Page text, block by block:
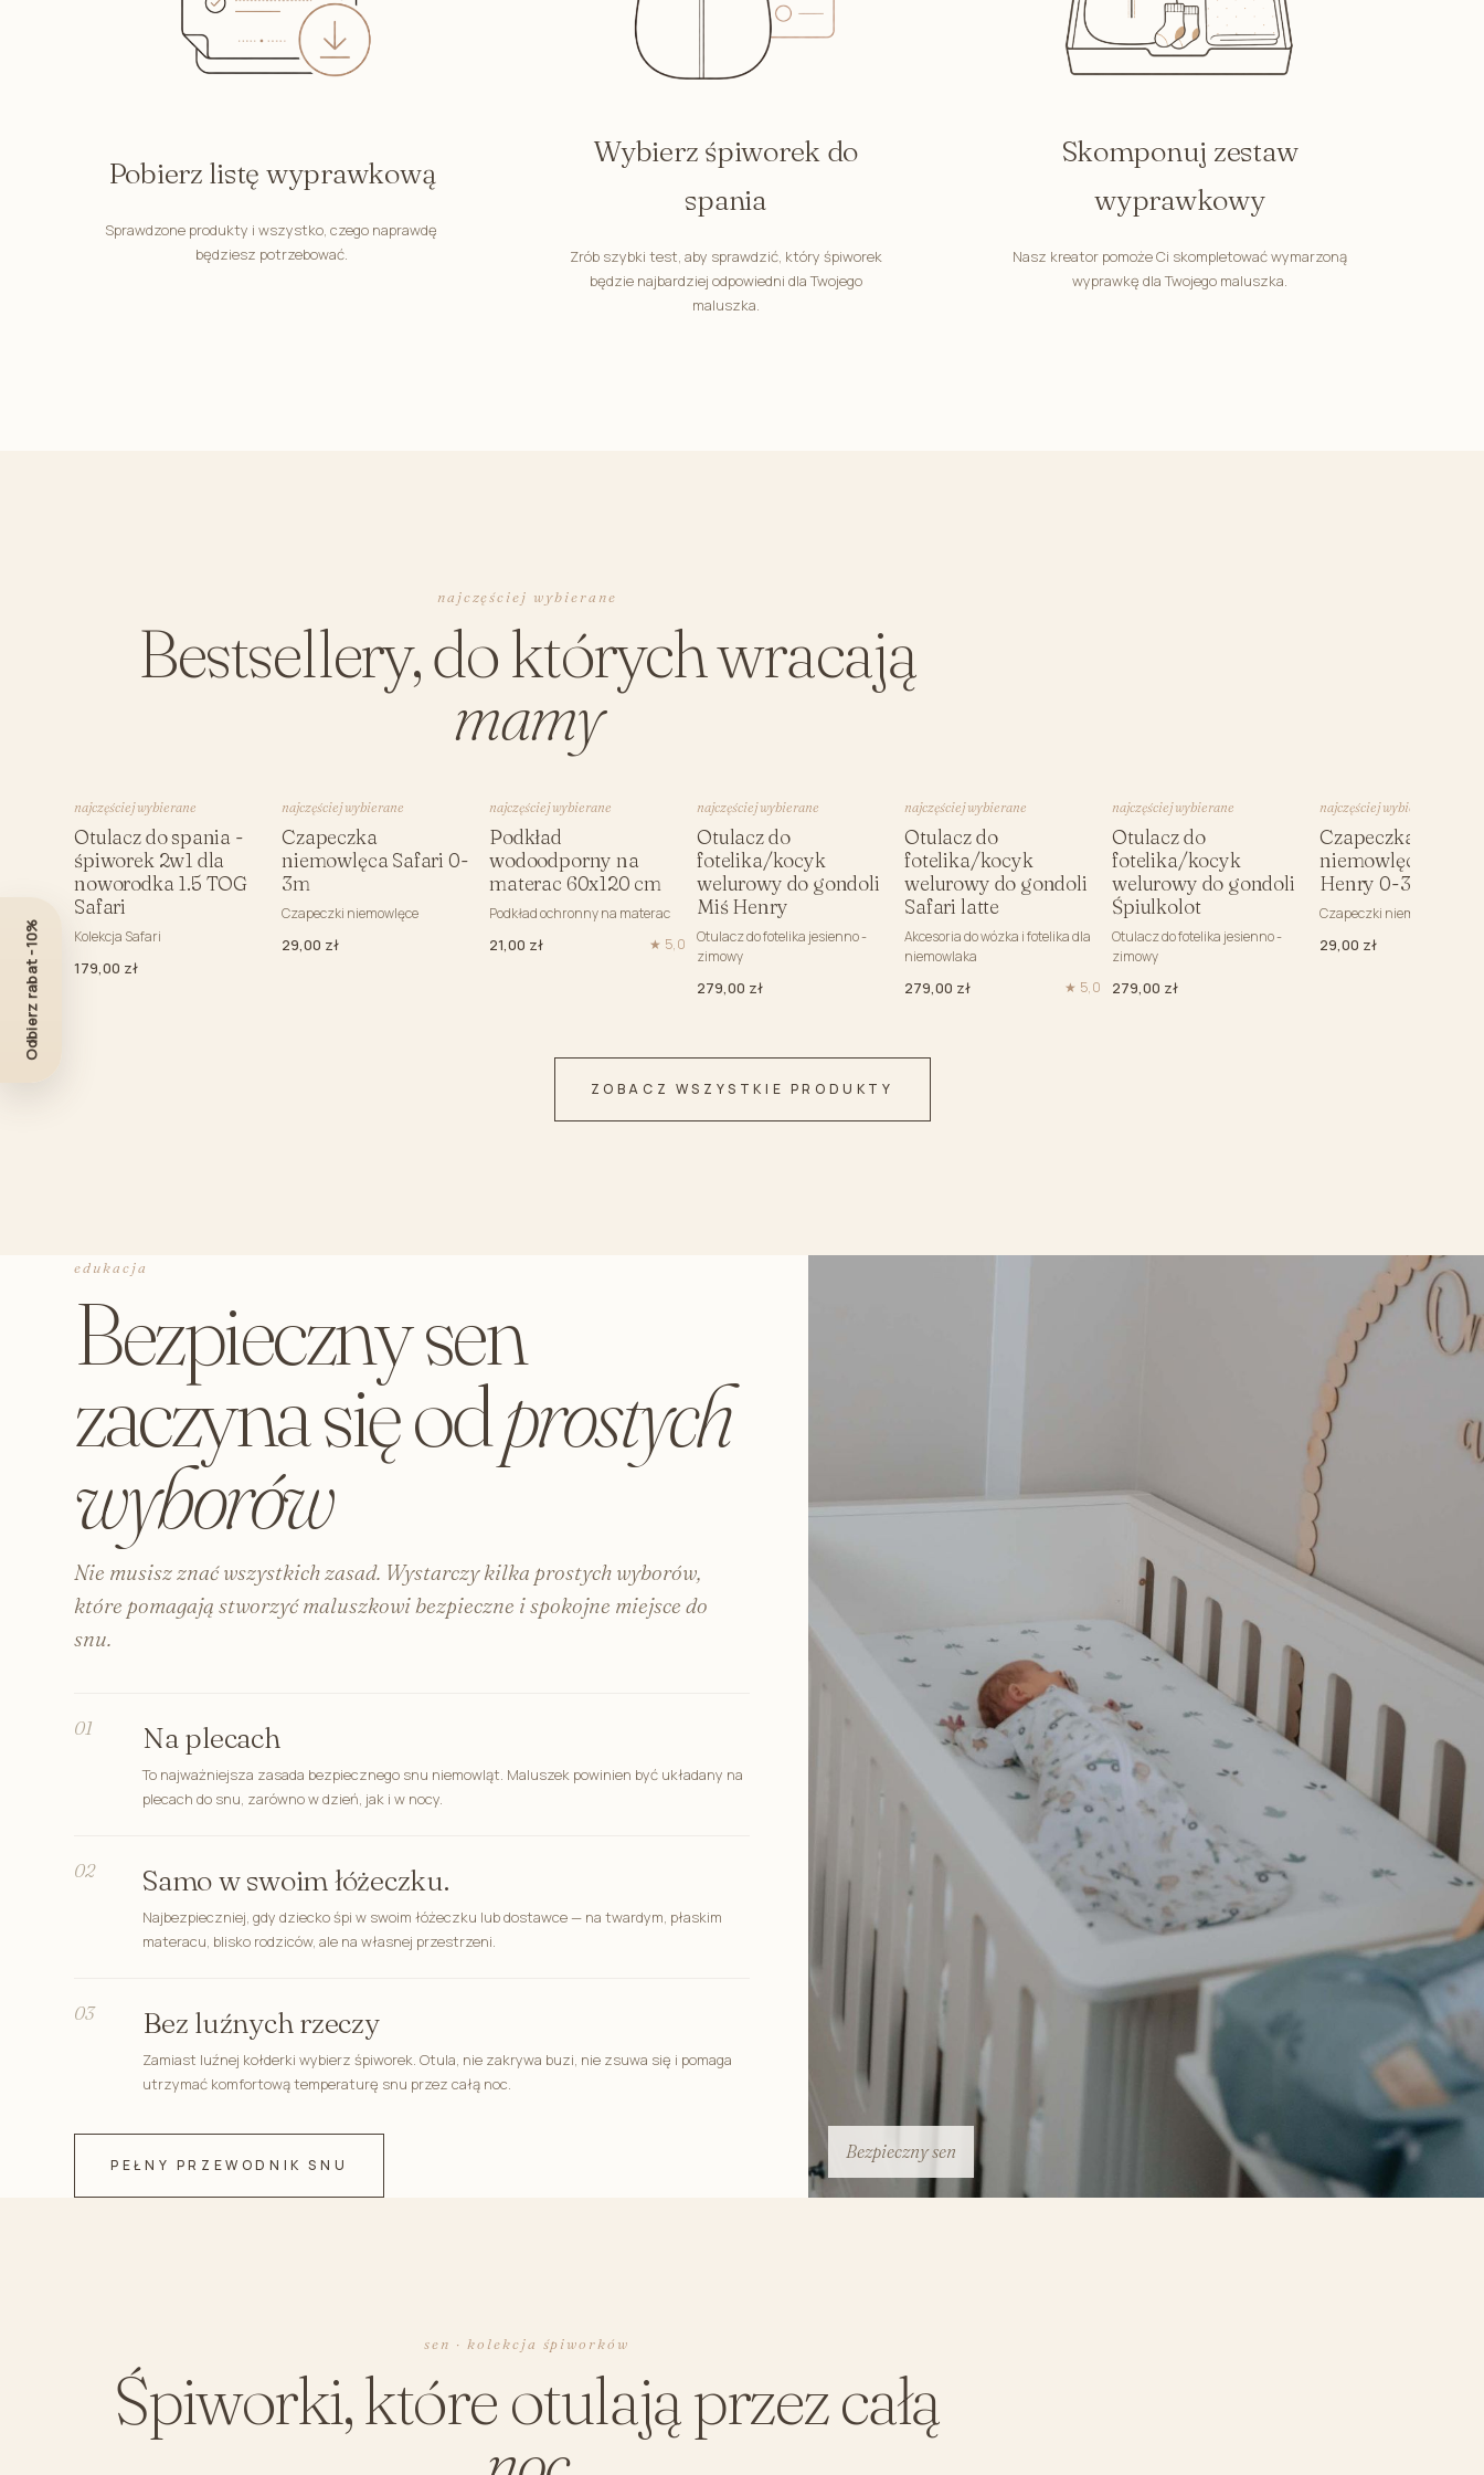
Pastelowe Misie
Bunny Line
Pobierz listę wyprawkową
Sprawdzone produkty i wszystko, czego naprawdę
będziesz potrzebować.
Wybierz śpiworek do
spania
Zrób szybki test, aby sprawdzić, który śpiworek
będzie najbardziej odpowiedni dla Twojego
maluszka.
Skomponuj zestaw
wyprawkowy
Nasz kreator pomoże Ci skompletować wymarzoną
wyprawkę dla Twojego maluszka.
najczęściej wybierane
Bestsellery, do których wracają
mamy
najczęściej wybierane
Otulacz do spania -
śpiworek 2w1 dla
noworodka 1.5 TOG
Safari
Kolekcja Safari
179,00 zł
najczęściej wybierane
Czapeczka
niemowlęca Safari 0-
3m
Czapeczki niemowlęce
29,00 zł
najczęściej wybierane
Podkład
wodoodporny na
materac 60x120 cm
Podkład ochronny na materac
21,00 zł ★ 5,0
najczęściej wybierane
Otulacz do
fotelika/kocyk
welurowy do gondoli
Miś Henry
Otulacz do fotelika jesienno -
zimowy
279,00 zł
najczęściej wybierane
Otulacz do
fotelika/kocyk
welurowy do gondoli
Safari latte
Akcesoria do wózka i fotelika dla
niemowlaka
279,00 zł ★ 5,0
najczęściej wybierane
Otulacz do
fotelika/kocyk
welurowy do gondoli
Śpiulkolot
Otulacz do fotelika jesienno -
zimowy
279,00 zł
najczęściej wybierane
Czapeczka
niemowlęca Miś
Henry 0-3m
Czapeczki niemowlęce
29,00 zł
ZOBACZ WSZYSTKIE PRODUKTY
edukacja
Bezpieczny sen
zaczyna się odprostych
wyborów
Nie musisz znać wszystkich zasad. Wystarczy kilka prostych wyborów,
które pomagają stworzyć maluszkowi bezpieczne i spokojne miejsce do
snu.
01 Na plecach
To najważniejsza zasada bezpiecznego snu niemowląt. Maluszek powinien być układany na
plecach do snu, zarówno w dzień, jak i w nocy.
02 Samo w swoim łóżeczku.
Najbezpieczniej, gdy dziecko śpi w swoim łóżeczku lub dostawce — na twardym, płaskim
materacu, blisko rodziców, ale na własnej przestrzeni.
03 Bez luźnych rzeczy
Zamiast luźnej kołderki wybierz śpiworek. Otula, nie zakrywa buzi, nie zsuwa się i pomaga
utrzymać komfortową temperaturę snu przez całą noc.
PEŁNY PRZEWODNIK SNU
Bezpieczny sen
sen · kolekcja śpiworków
Śpiworki, które otulają przez całą
Odbierz rabat -10%